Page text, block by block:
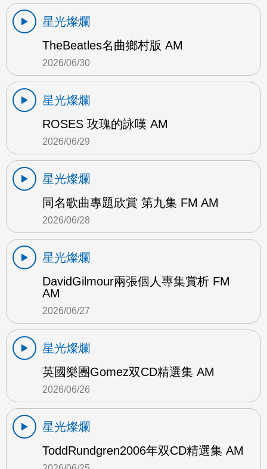
星光燦爛
TheBeatles名曲鄉村版 AM
2026/06/30
星光燦爛
ROSES 玫瑰的詠嘆 AM
2026/06/29
星光燦爛
同名歌曲專題欣賞 第九集 FM AM
2026/06/28
星光燦爛
DavidGilmour兩張個人專集賞析 FM
AM
2026/06/27
星光燦爛
英國樂團Gomez双CD精選集 AM
2026/06/26
星光燦爛
ToddRundgren2006年双CD精選集 AM